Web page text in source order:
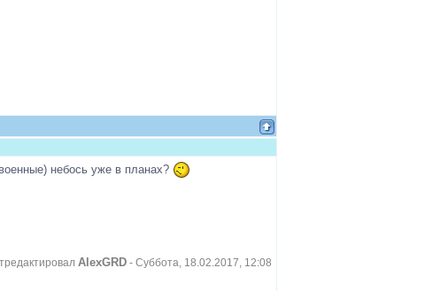
небось уже в планах?
AlexGRD - Суббота, 18.02.2017, 12:08